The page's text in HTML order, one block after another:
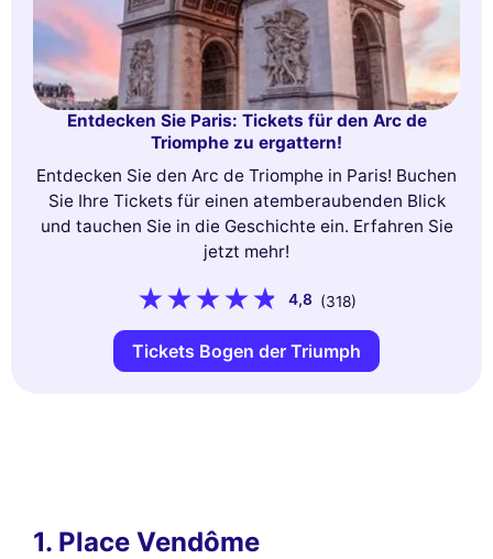
Entdecken Sie Paris: Tickets für den Arc de
Triomphe zu ergattern!
Entdecken Sie den Arc de Triomphe in Paris! Buchen
Sie Ihre Tickets für einen atemberaubenden Blick
und tauchen Sie in die Geschichte ein. Erfahren Sie
jetzt mehr!
4,8 (318)
Tickets Bogen der Triumph
1. Place Vendôme